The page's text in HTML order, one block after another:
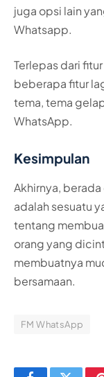
juga opsi lain
Whatsapp.
Terlepas dari
beberapa fitur
tema, tema
WhatsApp.
Kesimpulan
Akhirnya,
adalah sesuatu
tentang
orang yang
membuatnya
bersamaan.
FM WhatsApp